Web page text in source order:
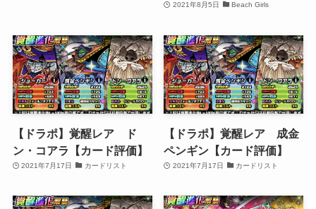
2021年8月5日 Beach Girls
【ドラポ】覚醒レア ド
ン・コアラ【カード評価】
2021年7月17日 カードリスト
【ドラポ】覚醒レア 成金
ペンギン【カード評価】
2021年7月17日 カードリスト